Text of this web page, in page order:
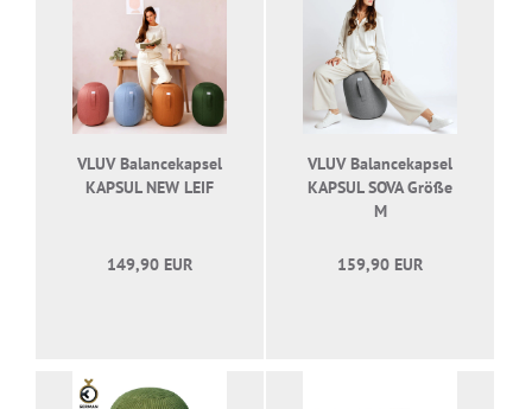
VLUV Balancekapsel
KAPSUL NEW LEIF
149,90 EUR
VLUV Balancekapsel
KAPSUL SOVA Größe
M
159,90 EUR